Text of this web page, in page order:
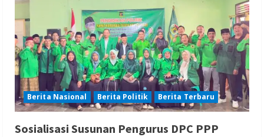
Berita Nasional Berita Politik Berita Terbaru
Sosialisasi Susunan Pengurus DPC PPP